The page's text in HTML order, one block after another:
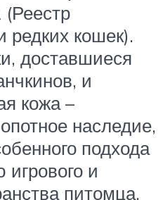
(Реестр
редких кошек).
доставшиеся
и
кожа –
наследие,
подхода
и
питомца.